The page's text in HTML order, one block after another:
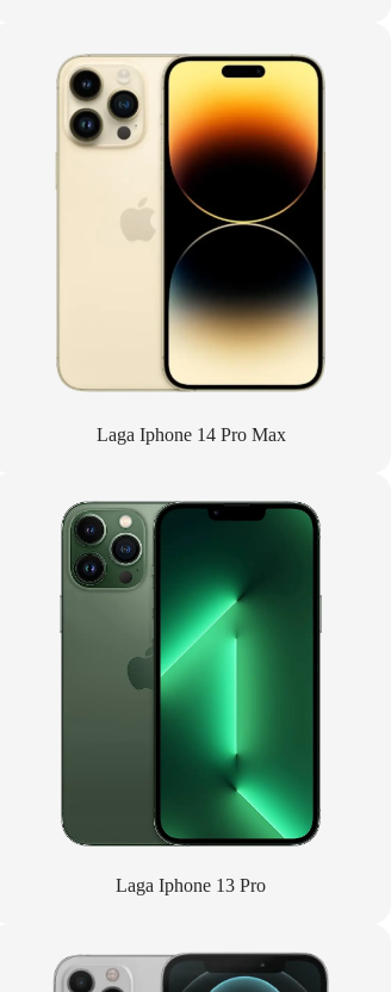
Laga Iphone 14 Pro Max
Laga Iphone 13 Pro